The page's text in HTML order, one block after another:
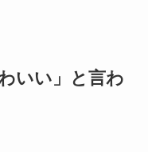
いい」と言わ